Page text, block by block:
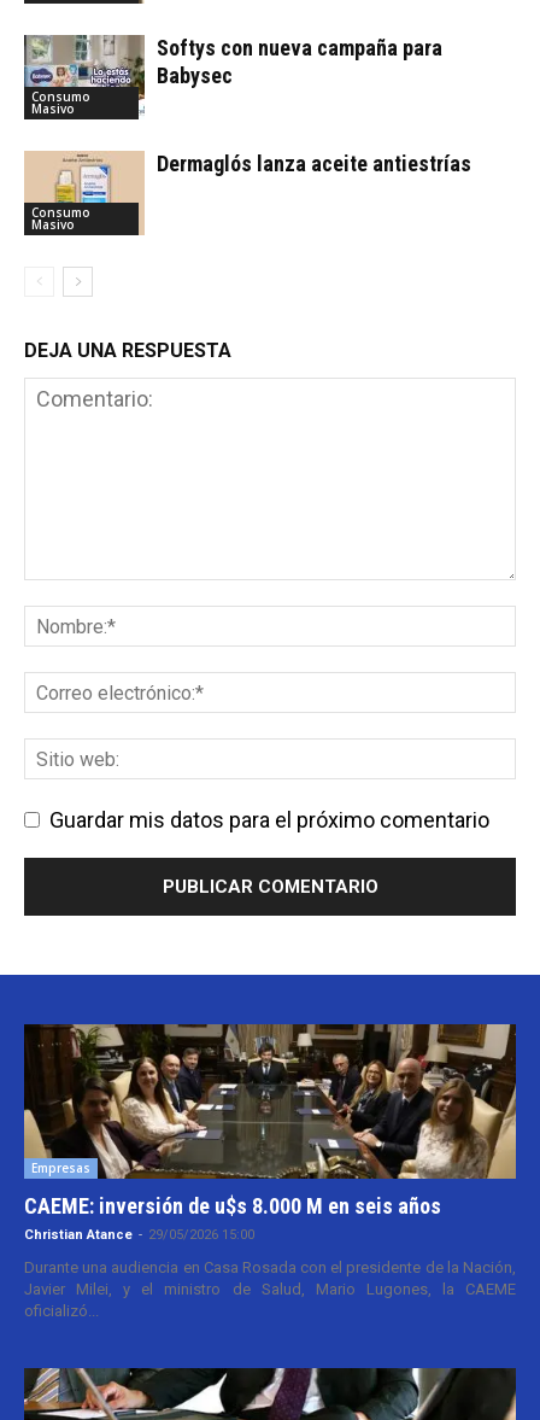
Consumo
Masivo
Softys con nueva campaña para
Babysec
Consumo
Masivo
Dermaglós lanza aceite antiestrías
DEJA UNA RESPUESTA
Guardar mis datos para el próximo comentario
Empresas
CAEME: inversión de u$s 8.000 M en seis años
Christian Atance - 29/05/2026 15:00
Durante una audiencia en Casa Rosada con el presidente de la Nación,
Javier Milei, y el ministro de Salud, Mario Lugones, la CAEME
oficializó...